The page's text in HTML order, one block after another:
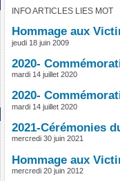
INFO ARTICLES LIES MOT
Hommage aux
jeudi 18 juin 2009
2020-
mardi 14 juillet 2020
2020-
mardi 14 juillet 2020
2021-Cérémonies
mercredi 30 juin 2021
Hommage aux
mercredi 20 juin 2012